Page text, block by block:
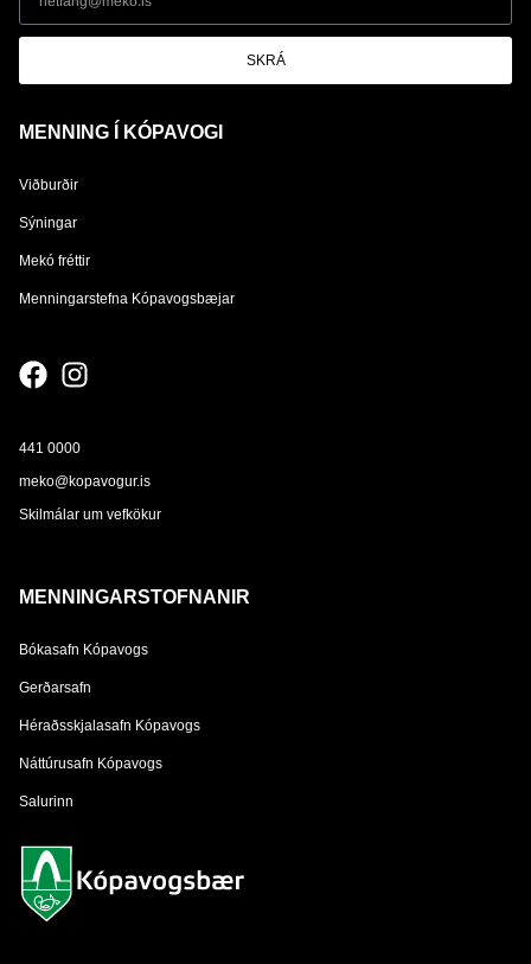
SKRÁ
MENNING Í KÓPAVOGI
Viðburðir
Sýningar
Mekó fréttir
Menningarstefna Kópavogsbæjar
441 0000
meko@kopavogur.is
Skilmálar um vefkökur
MENNINGARSTOFNANIR
Bókasafn Kópavogs
Gerðarsafn
Héraðsskjalasafn Kópavogs
Náttúrusafn Kópavogs
Salurinn